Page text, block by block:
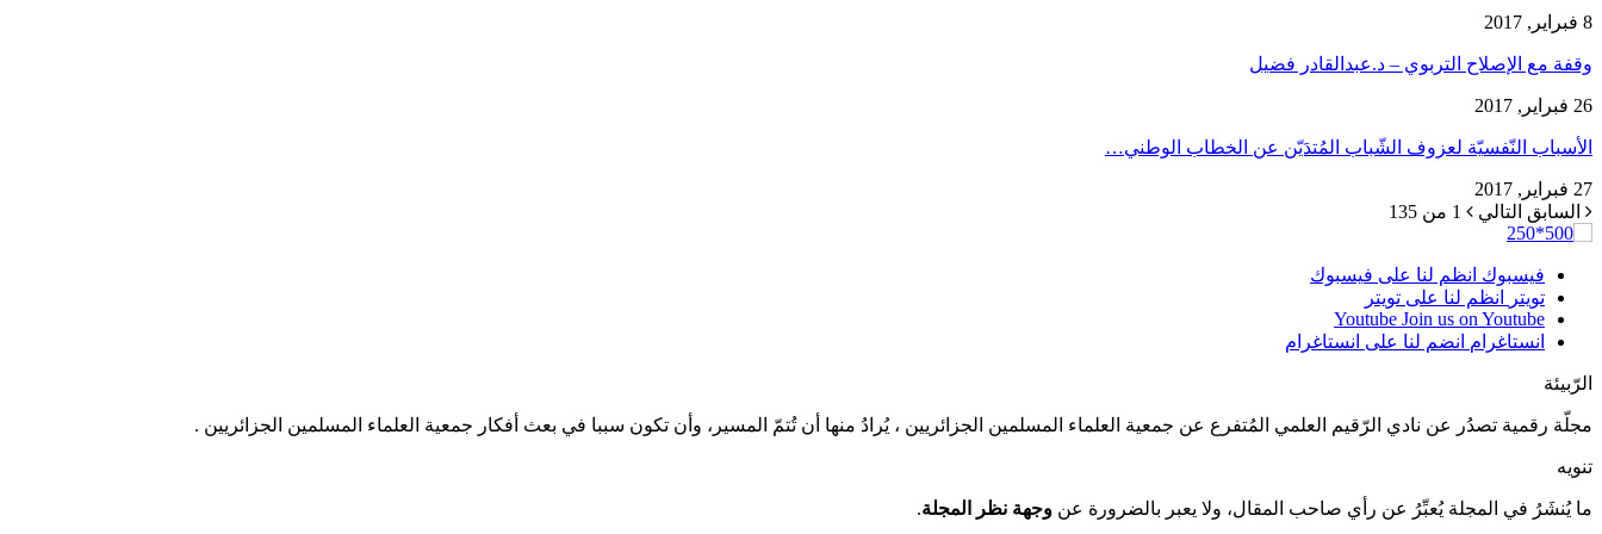
8 فبراير, 2017
وقفة مع الإصلاح التربوي – د.عبدالقادر فضيل
26 فبراير, 2017
الأسباب النّفسيّة لعزوف الشّباب المُتدَيّن عن الخطاب الوطني…
27 فبراير, 2017
السابق التالي 1 من 135
فيسبوك انظم لنا على فيسبوك
تويتر
انظم لنا على تويتر
Youtube Join us on Youtube
انستاغرام انضم لنا على انستاغرام
الرّبيئة
مجلّة رقمية تصدُر عن نادي الرّقيم العلمي المُتفرع عن جمعية العلماء المسلمين الجزائريين ، يُرادُ منها أن تُتمّ المسير، وأن تكون سببا في بعث أفكار جمعية العلماء المسلمين الجزائريين .
تنويه
ما يُنشَرُ في المجلة يُعبِّرُ عن رأي صاحب المقال، ولا يعبر بالضرورة عن وجهة نظر المجلة.